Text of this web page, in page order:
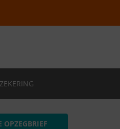
OPZEGBRIEF